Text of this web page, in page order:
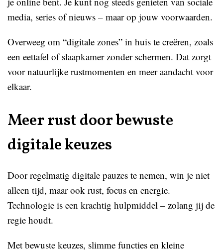
media, series of nieuws – maar op jouw voorwaarden.
Overweeg om “digitale zones” in huis te creëren, zoals
een eettafel of slaapkamer zonder schermen. Dat zorgt
voor natuurlijke rustmomenten en meer aandacht voor
elkaar.
Meer rust door bewuste
digitale keuzes
Door regelmatig digitale pauzes te nemen, win je niet
alleen tijd, maar ook rust, focus en energie.
Technologie is een krachtig hulpmiddel – zolang jij de
regie houdt.
Met bewuste keuzes, slimme functies en kleine